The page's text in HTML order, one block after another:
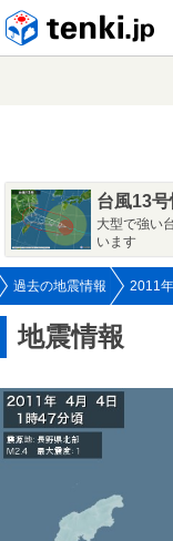
台風13号
大型で強い
います
過去の地震情報 2011
地震情報